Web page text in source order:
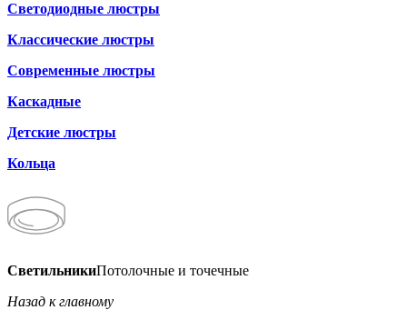
Светодиодные люстры
Классические люстры
Современные люстры
Каскадные
Детские люстры
Кольца
СветильникиПотолочные и точечные
Назад к главному